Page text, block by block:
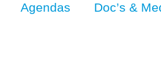
Agendas Doc’s &